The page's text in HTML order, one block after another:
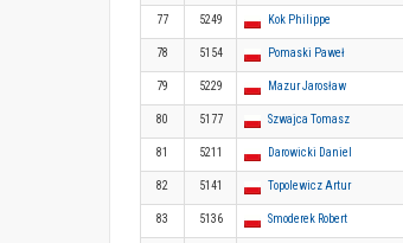
77 5249 Kok Philippe
78 5154 Pomaski Paweł
79 5229 Mazur Jarosław
80 5177 Szwajca Tomasz
81 5211 Darowicki Daniel
82 5141 Topolewicz Artur
83 5136 Smoderek Robert